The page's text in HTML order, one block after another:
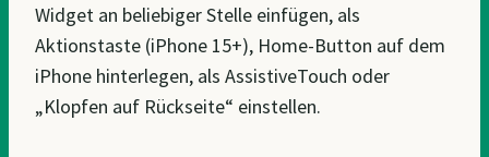
Widget an beliebiger Stelle einfügen, als
Aktionstaste (iPhone 15+), Home-Button auf dem
iPhone hinterlegen, als AssistiveTouch oder
„Klopfen auf Rückseite“ einstellen.